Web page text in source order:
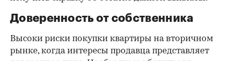
Доверенность от собственника
Высоки риски покупки квартиры на вторичном
рынке, когда интересы продавца представляет